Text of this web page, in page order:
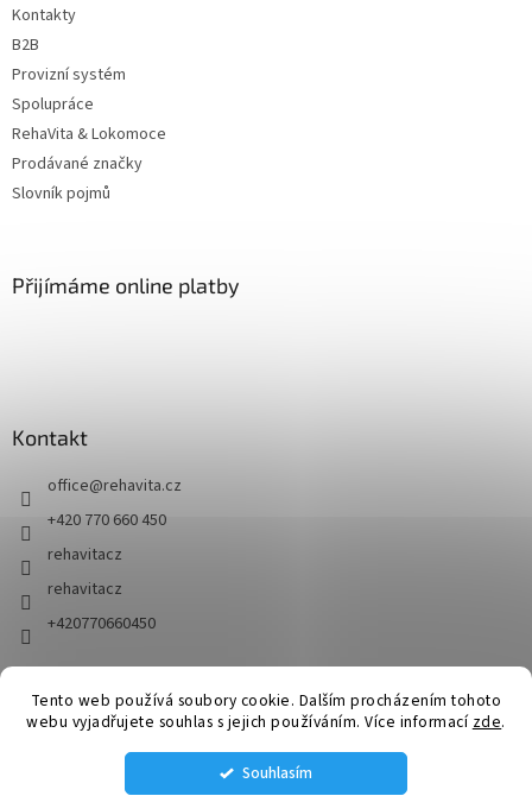
Tento web používá soubory cookie. Dalším procházením tohoto
webu vyjadřujete souhlas s jejich používáním. Více informací zde.
Souhlasím
Kontakty
B2B
Provizní systém
Spolupráce
RehaVita & Lokomoce
Prodávané značky
Slovník pojmů
Přijímáme online platby
Kontakt
office@rehavita.cz
+420 770 660 450
rehavitacz
rehavitacz
+420770660450
Vytvořil Shoptet
Copyright 2026 RehaVita.cz. Všechna práva vyhrazena.